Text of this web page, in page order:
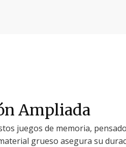
Ampliada
juegos de memoria,
grueso asegura su